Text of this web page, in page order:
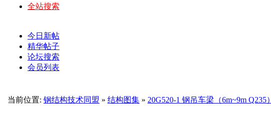
全站搜索
今日新帖
精华帖子
论坛搜索
会员列表
当前位置: 钢结构技术同盟 » 结构图集 » 20G520-1 钢吊车梁（6m~9m Q235）